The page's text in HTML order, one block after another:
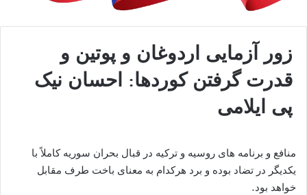
زور آزمایی اردوغان و پوتین و
قدرت گرفتن کوردها: احسان نیک
پی ایلامی
منافع و برنامه های روسیه و ترکیه در قبال بحران سوریه کاملاً با
یکدیگر در تضاد بوده و برد هرکدام به معنای باخت طرف مقابل
خواهد بود.